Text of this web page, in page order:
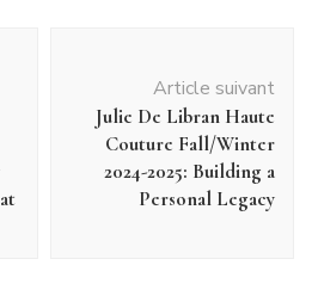
Article suivant
Julie De Libran Haute
Couture Fall/Winter
2024-2025: Building a
Personal Legacy